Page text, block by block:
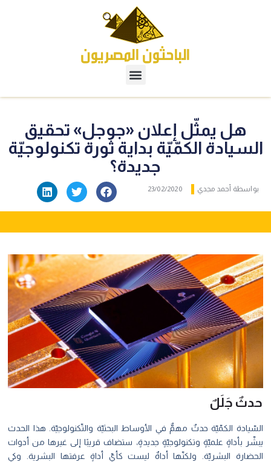
هل يمثّل إعلان «جوجل» تحقيق
السيادة الكمّيّة بداية ثورة تكنولوجيّة
جديدة؟
بواسطة أحمد مجدي 23/02/2020
حدثٌ جَلَلٌ
السّيادة الكمّيّة حدثٌ مهمٌّ في اﻷوساط البحثيّة والتّكنولوجيّة. هذا الحدث
يبشّر بأداةٍ علميّةٍ وتكنولوجيّةٍ جديدةٍ، ستضاف قريبًا إلى غيرها من أدوات
الحضارة البشريّة. ولكنّها أداةٌ ليست كأيّ أداةٍ عرفتها البشرية. وكي